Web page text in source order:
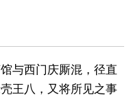
与西门庆厮混，径直
王八，又将所见之事